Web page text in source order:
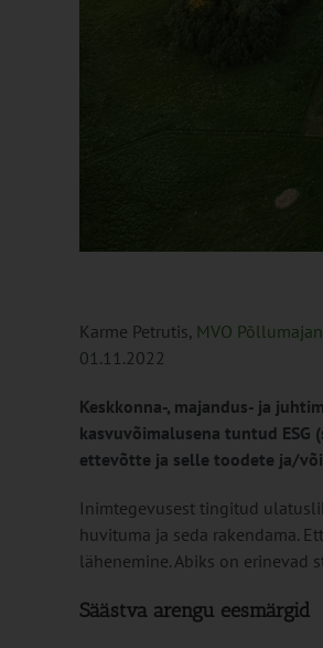
Karme Petrutis, MVO
01.11.2022
Keskkonna-, majandus- ja
kasvuvõimalusena tuntud
ettevõtte ja selle toodete ja/
Inimtegevusest tingitud
huvituma ja seda rakendama.
lähenemine. Abiks on
Säästva arengu eesmärgid